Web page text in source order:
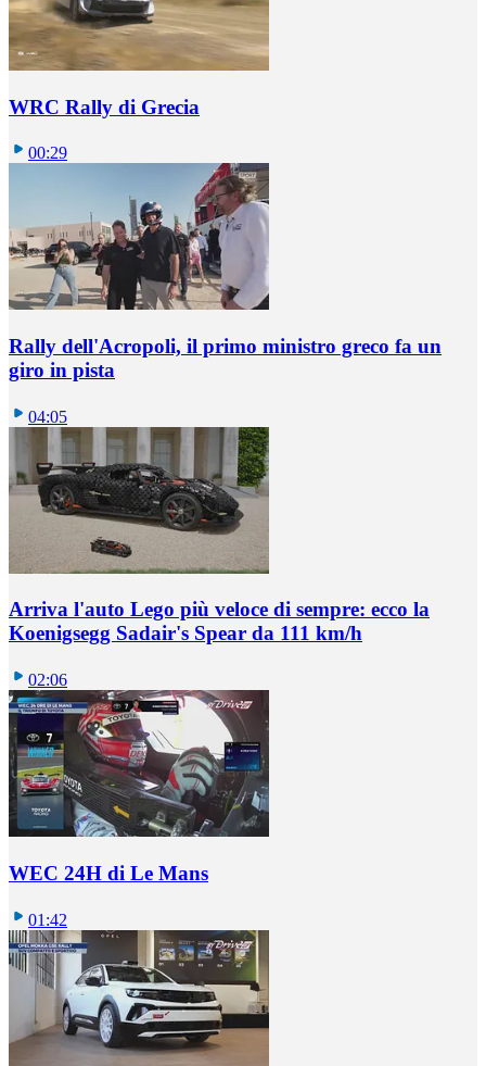
WRC Rally di Grecia
00:29
Rally dell'Acropoli, il primo ministro greco fa un
giro in pista
04:05
Arriva l'auto Lego più veloce di sempre: ecco la
Koenigsegg Sadair's Spear da 111 km/h
02:06
WEC 24H di Le Mans
01:42